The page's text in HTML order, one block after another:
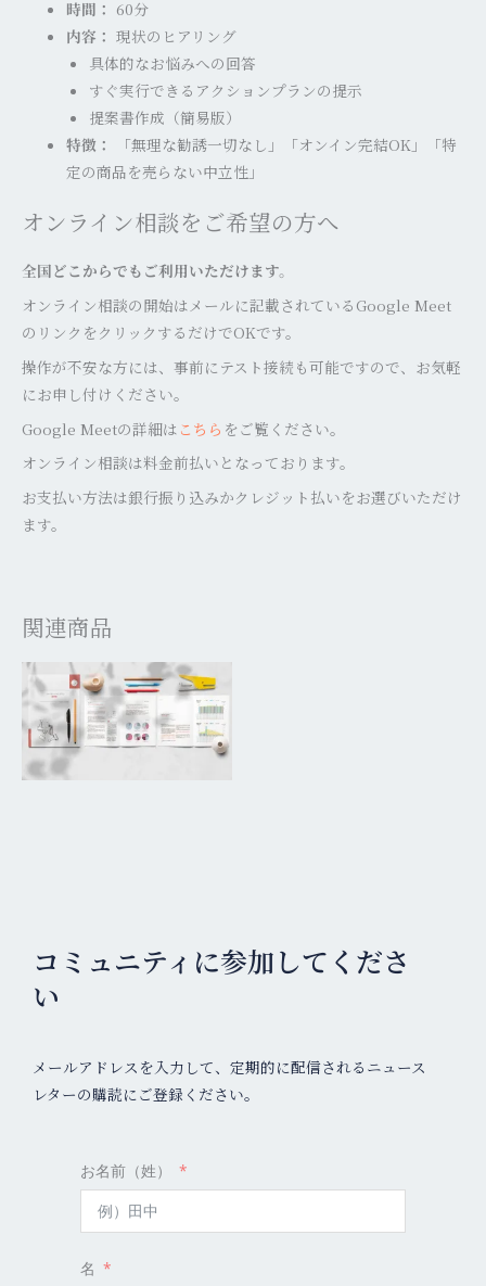
時間： 60分
内容： 現状のヒアリング
具体的なお悩みへの回答
すぐ実行できるアクションプランの提示
提案書作成（簡易版）
特徴：
「無理な勧誘一切なし」「オンイン完結OK 」「特
定の商品を売らない中立性」
オンライン相談をご希望の方へ
全国どこからでもご利用いただけます。
オンライン相談の開始はメールに記載されているGoogle Meet
のリンクをクリックするだけでOKです。
操作が不安な方には、事前にテスト接続も可能ですので、お気軽
にお申し付けください。
Google Meetの詳細は こちら をご覧ください。
オンライン相談は料金前払いとなっております。
お支払い方法は銀行振り込みかクレジット払いをお選びいただけ
ます。
関連商品
コミュニティに参加してくださ
い
メールアドレスを入力して、定期的に配信されるニュース
レターの購読にご登録ください。
お名前（姓）
名